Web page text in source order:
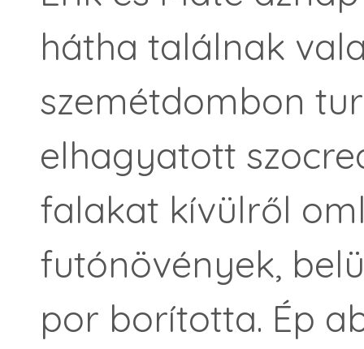
hátha találnak
szemétdombon
elhagyatott
falakat kívülről
futónövények,
por borította. Ép